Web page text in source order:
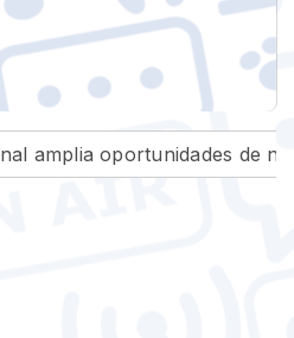
negócio para suas